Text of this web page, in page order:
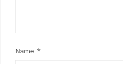
Name *